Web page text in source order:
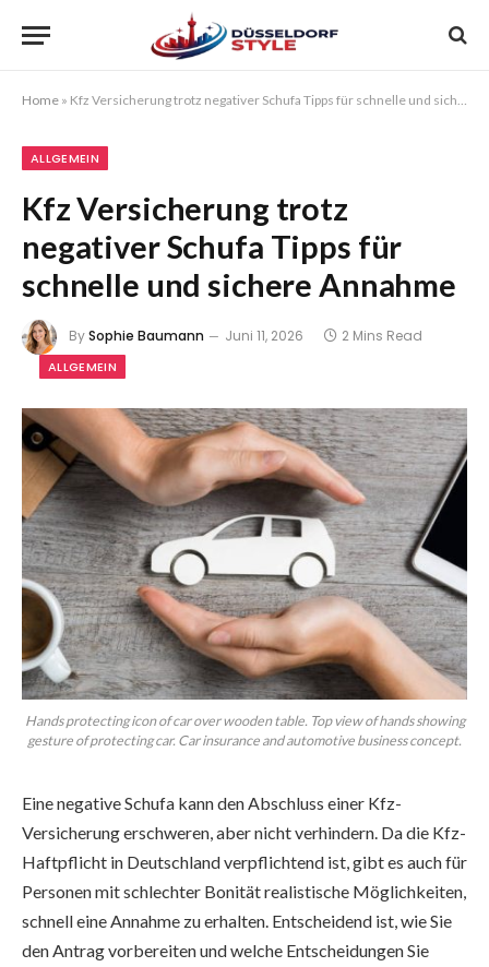
Home » Kfz Versicherung trotz negativer Schufa Tipps für schnelle und sichere Annahme
ALLGEMEIN
Kfz Versicherung trotz
negativer Schufa Tipps für
schnelle und sichere Annahme
BySophie Baumann Juni 11, 2026 2 Mins Read
ALLGEMEIN
Hands protecting icon of car over wooden table. Top view of hands showing
gesture of protecting car. Car insurance and automotive business concept.
Eine negative Schufa kann den Abschluss einer Kfz-
Versicherung erschweren, aber nicht verhindern. Da die Kfz-
Haftpflicht in Deutschland verpflichtend ist, gibt es auch für
Personen mit schlechter Bonität realistische Möglichkeiten,
schnell eine Annahme zu erhalten. Entscheidend ist, wie Sie
den Antrag vorbereiten und welche Entscheidungen Sie